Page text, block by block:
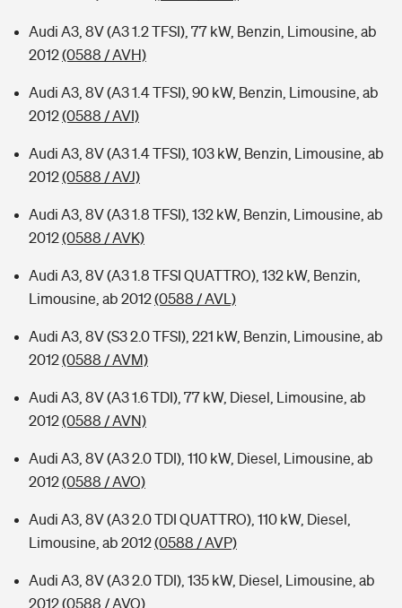
Audi A3, 8V (A3 1.2 TFSI), 77 kW, Benzin, Limousine, ab
2012(0588 / AVH)
Audi A3, 8V (A3 1.4 TFSI), 90 kW, Benzin, Limousine, ab
2012(0588 / AVI)
Audi A3, 8V (A3 1.4 TFSI), 103 kW, Benzin, Limousine, ab
2012(0588 / AVJ)
Audi A3, 8V (A3 1.8 TFSI), 132 kW, Benzin, Limousine, ab
2012(0588 / AVK)
Audi A3, 8V (A3 1.8 TFSI QUATTRO), 132 kW, Benzin,
Limousine, ab 2012(0588 / AVL)
Audi A3, 8V (S3 2.0 TFSI), 221 kW, Benzin, Limousine, ab
2012(0588 / AVM)
Audi A3, 8V (A3 1.6 TDI), 77 kW, Diesel, Limousine, ab
2012(0588 / AVN)
Audi A3, 8V (A3 2.0 TDI), 110 kW, Diesel, Limousine, ab
2012(0588 / AVO)
Audi A3, 8V (A3 2.0 TDI QUATTRO), 110 kW, Diesel,
Limousine, ab 2012(0588 / AVP)
Audi A3, 8V (A3 2.0 TDI), 135 kW, Diesel, Limousine, ab
2012(0588 / AVQ)